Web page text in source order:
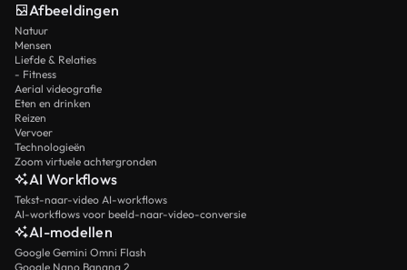
Afbeeldingen
Natuur
Mensen
Liefde & Relaties
- Fitness
Aerial videografie
Eten en drinken
Reizen
Vervoer
Technologieën
Zoom virtuele achtergronden
AI Workflows
Tekst-naar-video AI-workflows
AI-workflows voor beeld-naar-video-conversie
AI-modellen
Google Gemini Omni Flash
Google Nano Banana 2